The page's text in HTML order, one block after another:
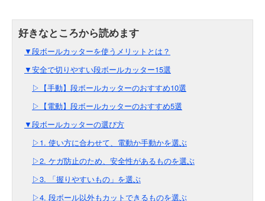
▼段ボールカッターを使うメリットとは？
▼安全で切りやすい段ボールカッター15選
▷【手動】段ボールカッターのおすすめ10選
▷【電動】段ボールカッターのおすすめ5選
▼段ボールカッターの選び方
▷1. 使い方に合わせて、電動か手動かを選ぶ
▷2. ケガ防止のため、安全性があるものを選ぶ
▷3. 「握りやすいもの」を選ぶ
▷4. 段ボール以外もカットできるものを選ぶ